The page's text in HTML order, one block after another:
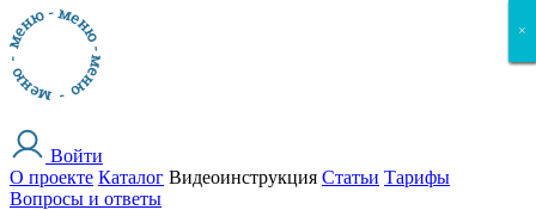
Войти
О проекте Каталог Видеоинструкция Статьи Тарифы
Вопросы и ответы
×
×
×
×
×